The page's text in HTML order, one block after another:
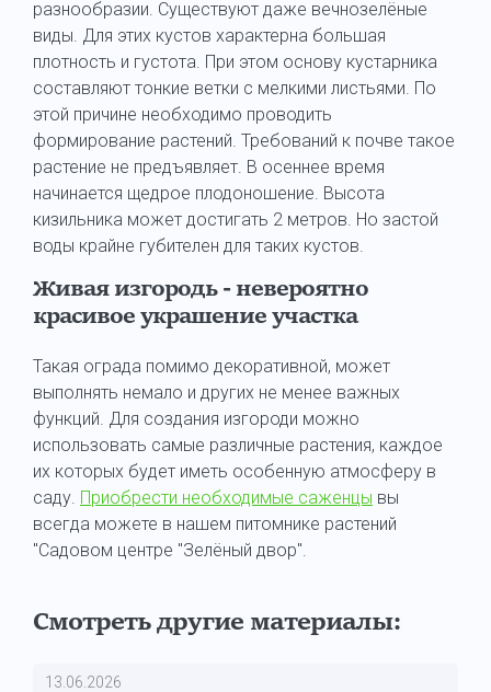
разнообразии. Существуют даже вечнозелёные
виды. Для этих кустов характерна большая
плотность и густота. При этом основу кустарника
составляют тонкие ветки с мелкими листьями. По
этой причине необходимо проводить
формирование растений. Требований к почве такое
растение не предъявляет. В осеннее время
начинается щедрое плодоношение. Высота
кизильника может достигать 2 метров. Но застой
воды крайне губителен для таких кустов.
Живая изгородь - невероятно
красивое украшение участка
Такая ограда помимо декоративной, может
выполнять немало и других не менее важных
функций. Для создания изгороди можно
использовать самые различные растения, каждое
их которых будет иметь особенную атмосферу в
саду. Приобрести необходимые саженцы вы
всегда можете в нашем питомнике растений
"Садовом центре "Зелёный двор".
Смотреть другие материалы:
13.06.2026